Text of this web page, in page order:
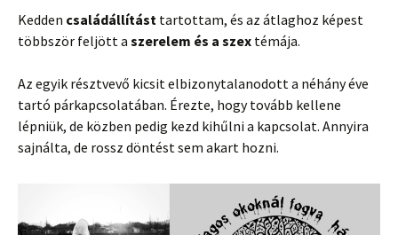
Kedden családállítást tartottam, és az átlaghoz képest
többször feljött a szerelem és a szex témája.
Az egyik résztvevő kicsit elbizonytalanodott a néhány éve
tartó párkapcsolatában. Érezte, hogy tovább kellene
lépniük, de közben pedig kezd kihűlni a kapcsolat. Annyira
sajnálta, de rossz döntést sem akart hozni.